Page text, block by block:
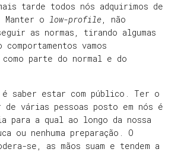
tarde todos nós adquirimos de
o low-profile, não
as normas, tirando algumas
vamos
como parte do normal e do
é saber estar com público. Ter o
várias pessoas posto em nós é
para a qual ao longo da nossa
ou nenhuma preparação. O
se, as mãos suam e tendem a